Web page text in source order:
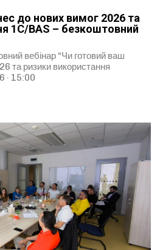
до нових вимог 2026 та
1С/BAS – безкоштовний
вебінар “Чи готовий ваш
та ризики використання
· 15:00